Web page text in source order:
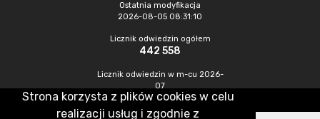
Ostatnia modyfikacja
2026-08-05 08:31:10
Licznik odwiedzin ogółem
442 558
Licznik odwiedzin w m-cu 2026-
07
773
Strona korzysta z plików cookies w celu
realizacji usług i zgodnie z